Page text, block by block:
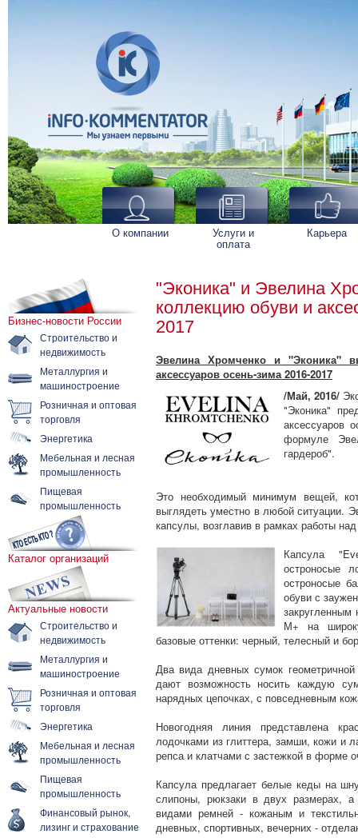
О компании Услуги и
оплата
Карьера
Бизнес-новости России
Строительство и
недвижимость
Металлургия и
машиностроение
Розничная и оптовая
торговля
Энергетика
Мебельная и лесная
промышленность
Пищевая
промышленность
Каталог организаций
Актуальные новости
Строительство и
недвижимость
Металлургия и
машиностроение
Розничная и оптовая
торговля
Энергетика
Мебельная и лесная
промышленность
Пищевая
промышленность
Финансовый рынок,
лизинг и страхование
"Эконика" и Эвелина
коллекцию обуви и
2017
Эвелина Хромченко и "Эконика"
аксессуаров осень-зима 2016-2017
/Май, 2016/
"Эконика"
аксессуаров
формуле
гардероб".
Это необходимый минимум вещей,
выглядеть уместно в любой ситуации.
капсулы, возглавив в рамках работы
Капсула
остроносые
остроносые
обуви с
М+ на
базовые оттенки: черный, телесный и
Два вида дневных сумок
дают возможность носить каждую
нарядных цепочках, с повседневным
Новогодняя линия представлена
лодочками из глиттера, замши, кожи и
репса и клатчами с застежкой в форме
Капсула предлагает белые кеды на
слипоны, рюкзаки в двух размерах,
видами ремней - кожаным и
дневных, спортивных, вечерних -